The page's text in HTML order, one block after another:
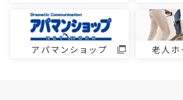
アパマンショップ 老人ホ